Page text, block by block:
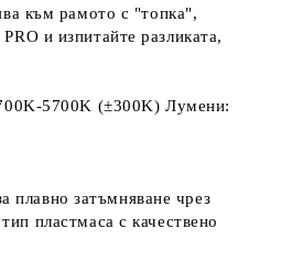
към рамото с "топка",
и изпитайте разликата,
5700K (±300K) Лумени:
плавно затъмняване чрез
пластмаса с качествено